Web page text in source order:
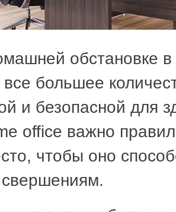
обстановке
все большее
и безопасной для
office важно
чтобы оно